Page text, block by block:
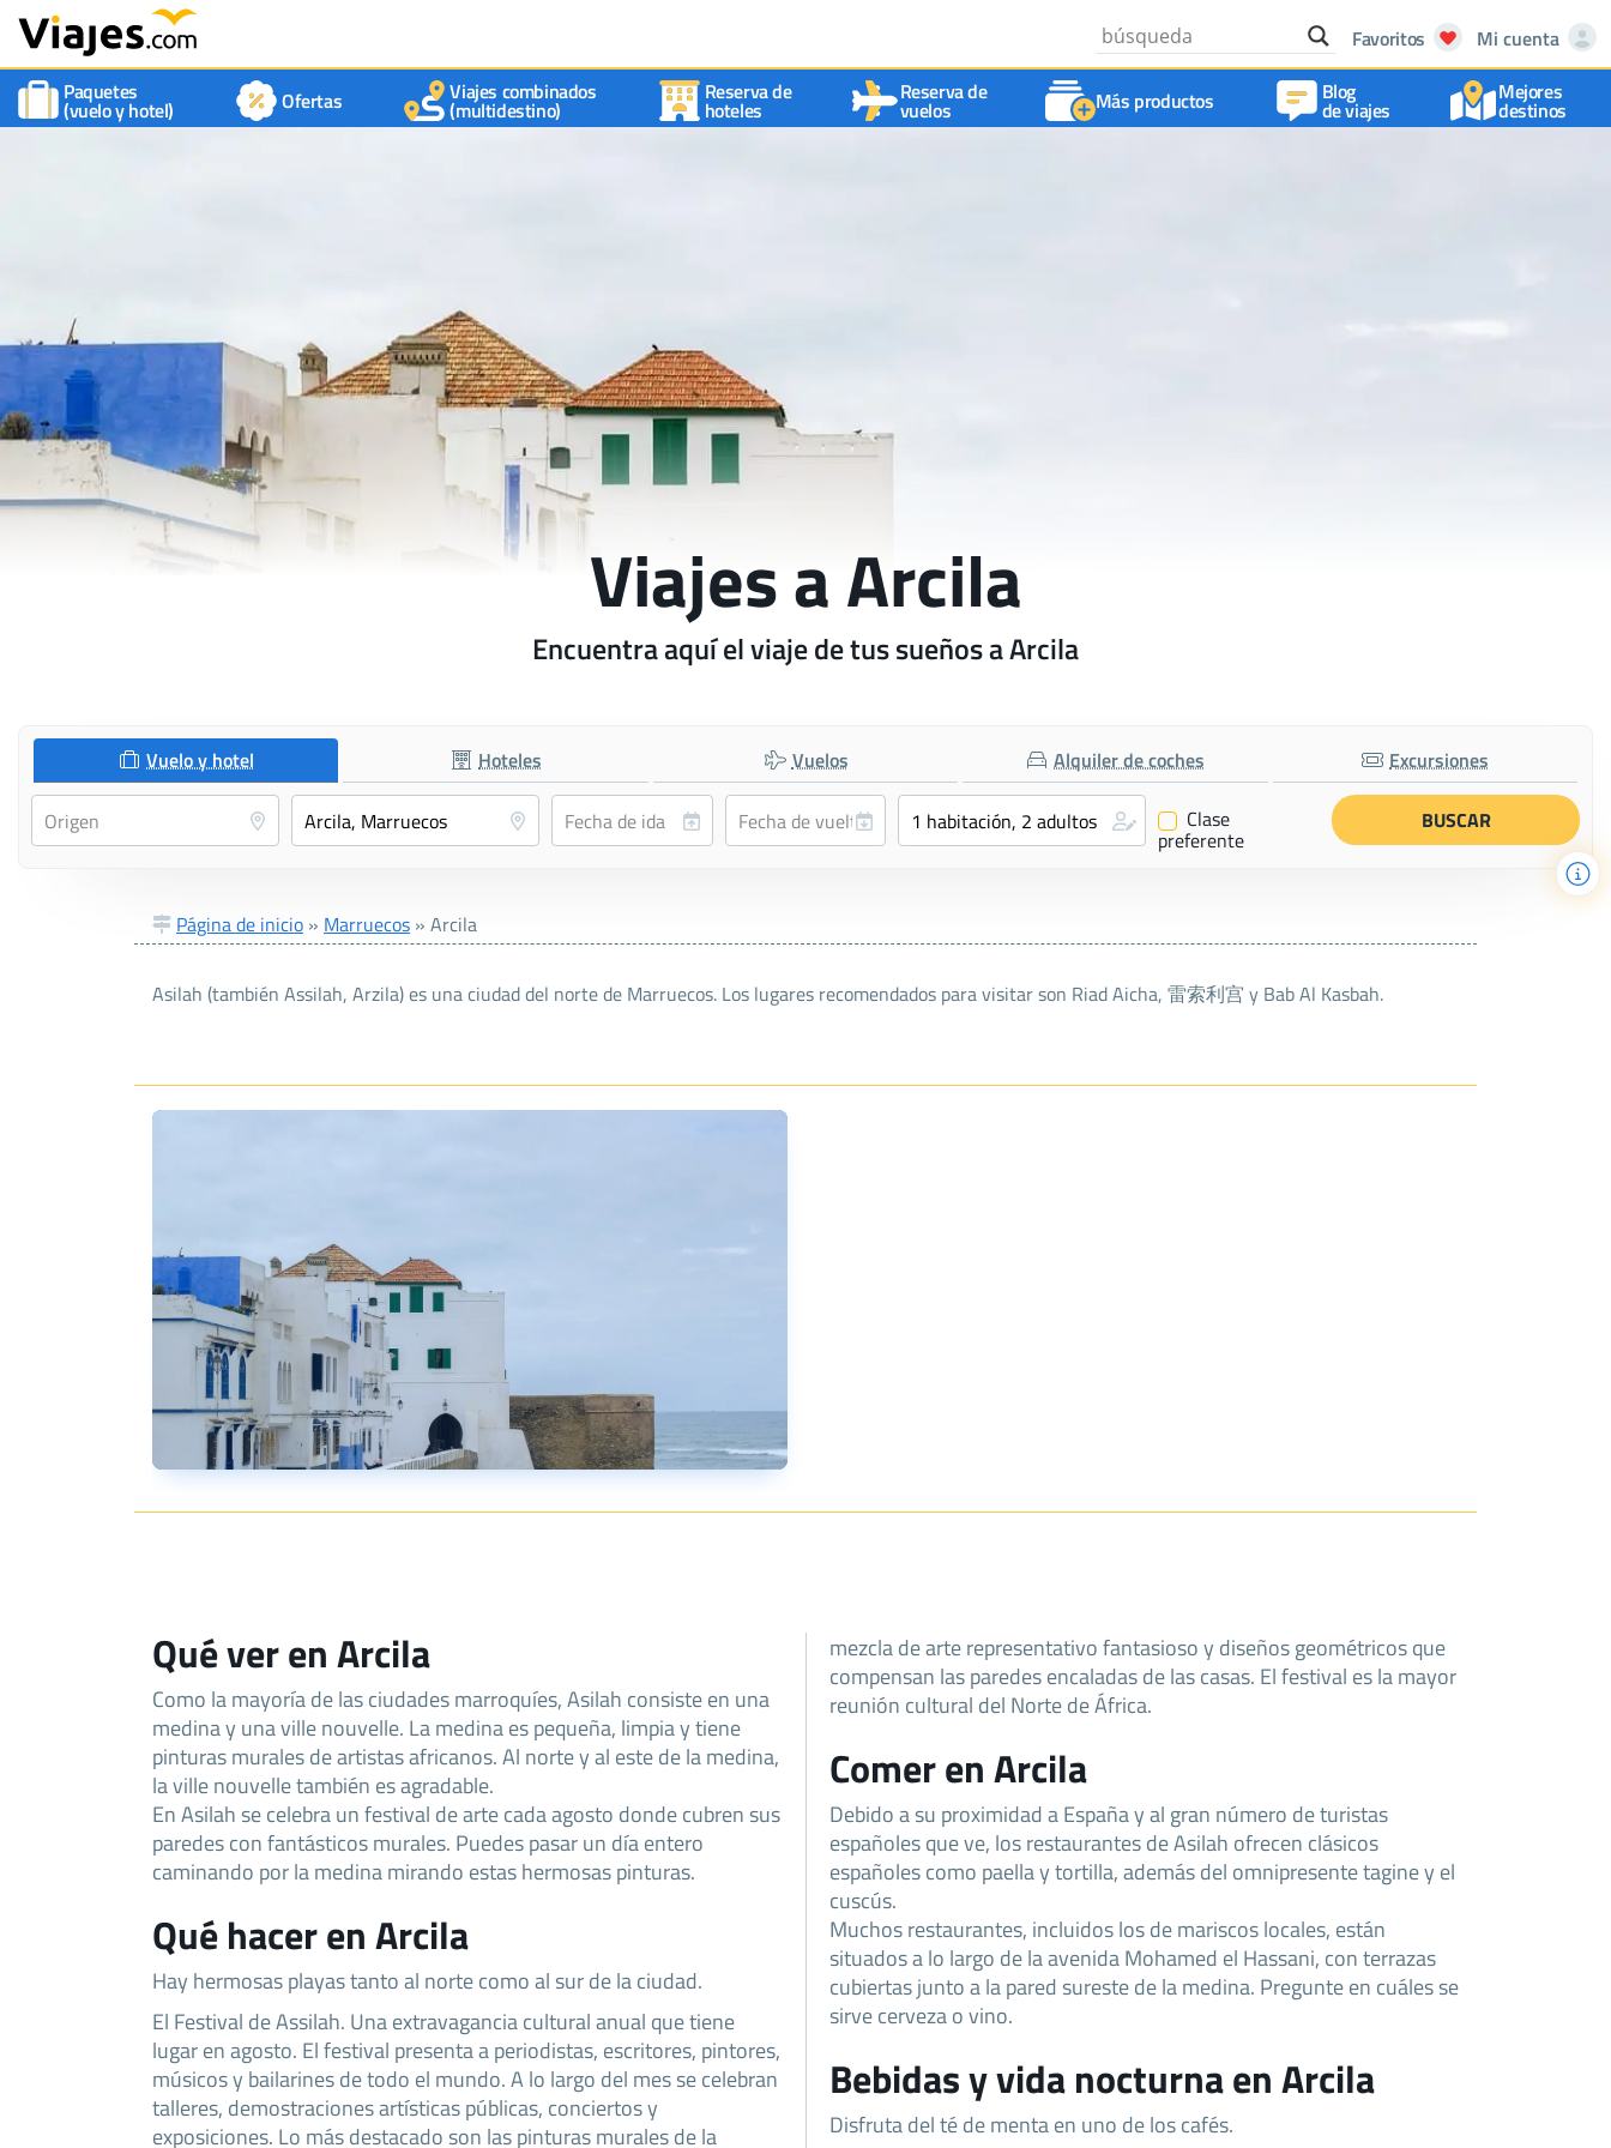
Favoritos
Mi cuenta
Paquetes
(vuelo y hotel) Ofertas Viajes combinados
(multidestino)
Reserva de
hoteles
Reserva de
vuelos Más productos Blog
de viajes
Mejores
destinos
Viajes a Arcila
Encuentra aquí el viaje de tus sueños a Arcila
Vuelo y hotel Hoteles Vuelos Alquiler de coches Excursiones
✔ Clase
preferente
Página de inicio » Marruecos » Arcila
Asilah (también Assilah, Arzila) es una ciudad del norte de Marruecos. Los lugares recomendados para visitar son Riad Aicha, 雷索利宫 y Bab Al Kasbah.
Qué ver en Arcila
Como la mayoría de las ciudades marroquíes, Asilah consiste en una
medina y una ville nouvelle. La medina es pequeña, limpia y tiene
pinturas murales de artistas africanos. Al norte y al este de la medina,
la ville nouvelle también es agradable.
En Asilah se celebra un festival de arte cada agosto donde cubren sus
paredes con fantásticos murales. Puedes pasar un día entero
caminando por la medina mirando estas hermosas pinturas.
Qué hacer en Arcila
Hay hermosas playas tanto al norte como al sur de la ciudad.
El Festival de Assilah. Una extravagancia cultural anual que tiene
lugar en agosto. El festival presenta a periodistas, escritores, pintores,
músicos y bailarines de todo el mundo. A lo largo del mes se celebran
talleres, demostraciones artísticas públicas, conciertos y
exposiciones. Lo más destacado son las pinturas murales de la
mezcla de arte representativo fantasioso y diseños geométricos que
compensan las paredes encaladas de las casas. El festival es la mayor
reunión cultural del Norte de África.
Comer en Arcila
Debido a su proximidad a España y al gran número de turistas
españoles que ve, los restaurantes de Asilah ofrecen clásicos
españoles como paella y tortilla, además del omnipresente tagine y el
cuscús.
Muchos restaurantes, incluidos los de mariscos locales, están
situados a lo largo de la avenida Mohamed el Hassani, con terrazas
cubiertas junto a la pared sureste de la medina. Pregunte en cuáles se
sirve cerveza o vino.
Bebidas y vida nocturna en Arcila
Disfruta del té de menta en uno de los cafés.